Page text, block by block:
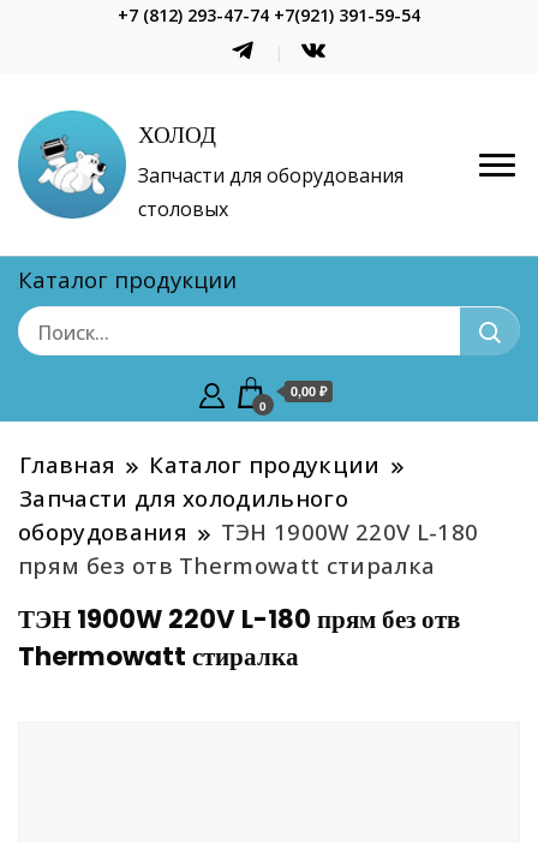
+7 (812) 293-47-74 +7(921) 391-59-54
ХОЛОД
Запчасти для оборудования
столовых
Каталог продукции
0
0,00 ₽
Главная
Каталог продукции
Запчасти для холодильного
оборудования
ТЭН 1900W 220V L-180
прям без отв Thermowatt стиралка
ТЭН 1900W 220V L-180 прям без отв
Thermowatt стиралка